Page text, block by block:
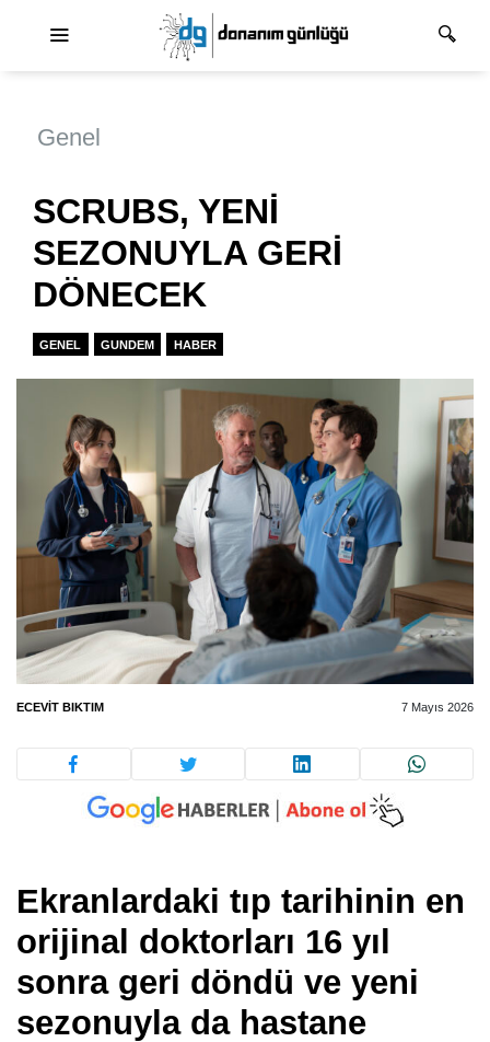
Genel
SCRUBS, YENİ
SEZONUYLA GERİ
DÖNECEK
GENEL GUNDEM HABER
ECEVIT BIKTIM 7 Mayıs 2026
Ekranlardaki tıp tarihinin en
orijinal doktorları 16 yıl
sonra geri döndü ve yeni
sezonuyla da hastane